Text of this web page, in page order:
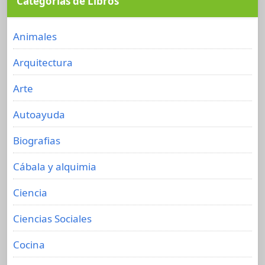
Animales
Arquitectura
Arte
Autoayuda
Biografias
Cábala y alquimia
Ciencia
Ciencias Sociales
Cocina